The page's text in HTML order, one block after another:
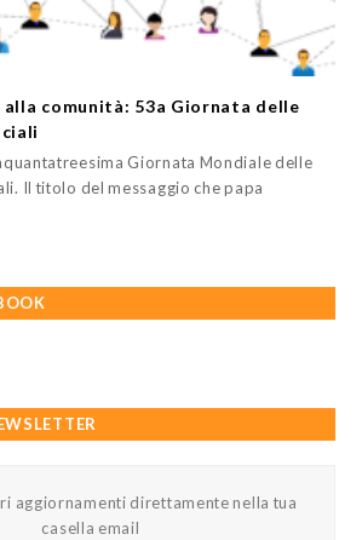
alla comunità: 53a Giornata delle
Giornata Mondiale delle
Il titolo del messaggio che papa
aggiornamenti direttamente nella tua
casella email